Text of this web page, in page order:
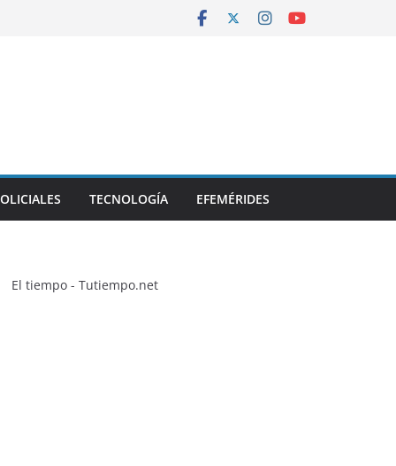
TECNOLOGÍA EFEMÉRIDES
El tiempo - Tutiempo.net